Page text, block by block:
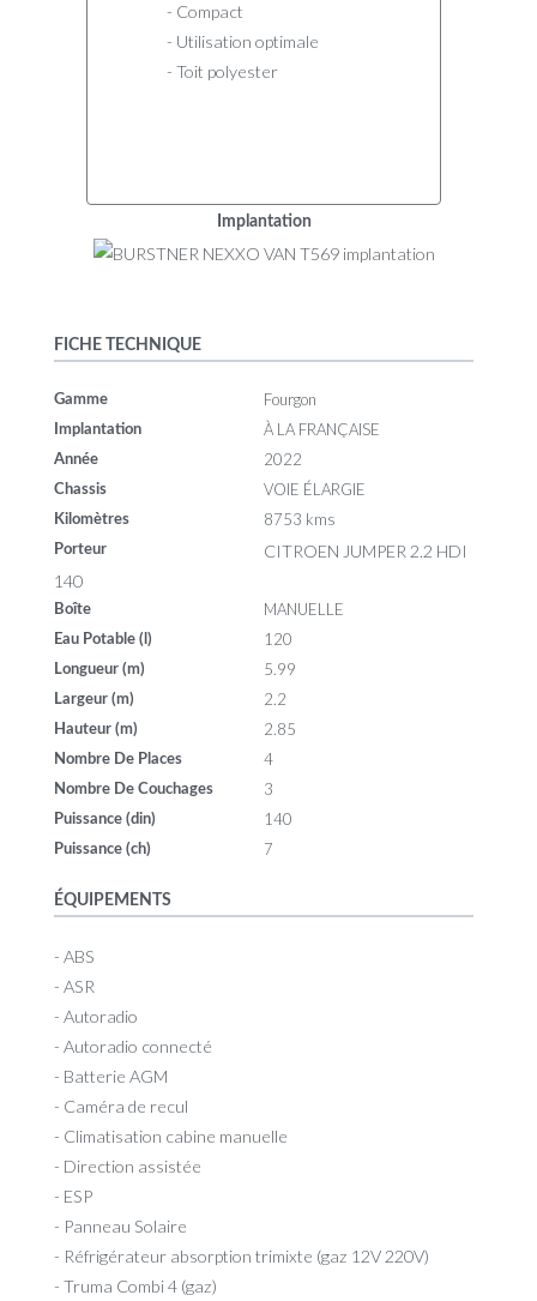
- Compact
- Utilisation optimale
- Toit polyester
Implantation
FICHE TECHNIQUE
Gamme Fourgon
Implantation À LA FRANÇAISE
Année 2022
Chassis VOIE ÉLARGIE
Kilomètres 8753 kms
Porteur
CITROEN JUMPER 2.2 HDI
140
Boîte MANUELLE
Eau Potable (l) 120
Longueur (m) 5.99
Largeur (m) 2.2
Hauteur (m) 2.85
Nombre De Places 4
Nombre De Couchages 3
Puissance (din) 140
Puissance (ch) 7
ÉQUIPEMENTS
- ABS
- ASR
- Autoradio
- Autoradio connecté
- Batterie AGM
- Caméra de recul
- Climatisation cabine manuelle
- Direction assistée
- ESP
- Panneau Solaire
- Réfrigérateur absorption trimixte (gaz 12V 220V)
- Truma Combi 4 (gaz)